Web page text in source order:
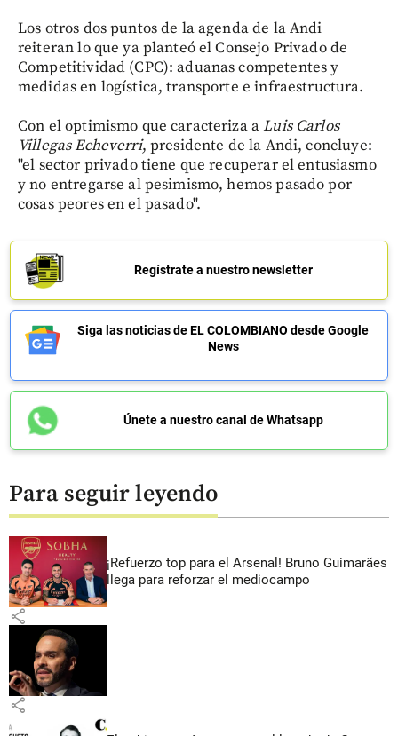
Los otros dos puntos de la agenda de la Andi
reiteran lo que ya planteó el Consejo Privado de
Competitividad (CPC): aduanas competentes y
medidas en logística, transporte e infraestructura.
Con el optimismo que caracteriza aLuis Carlos
Villegas Echeverri, presidente de la Andi, concluye:
"el sector privado tiene que recuperar el entusiasmo
y no entregarse al pesimismo, hemos pasado por
cosas peores en el pasado".
Regístrate a nuestro newsletter
Siga las noticias de EL COLOMBIANO desde Google
News
Únete a nuestro canal de Whatsapp
Para seguir leyendo
¡Refuerzo top para el Arsenal! Bruno Guimarães
llega para reforzar el mediocampo
share
share